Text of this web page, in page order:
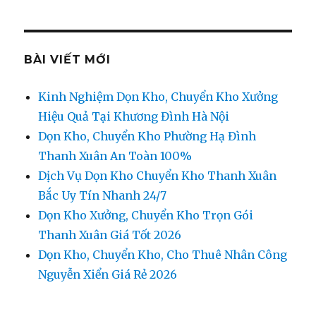
BÀI VIẾT MỚI
Kinh Nghiệm Dọn Kho, Chuyển Kho Xưởng
Hiệu Quả Tại Khương Đình Hà Nội
Dọn Kho, Chuyển Kho Phường Hạ Đình
Thanh Xuân An Toàn 100%
Dịch Vụ Dọn Kho Chuyển Kho Thanh Xuân
Bắc Uy Tín Nhanh 24/7
Dọn Kho Xưởng, Chuyển Kho Trọn Gói
Thanh Xuân Giá Tốt 2026
Dọn Kho, Chuyển Kho, Cho Thuê Nhân Công
Nguyễn Xiển Giá Rẻ 2026